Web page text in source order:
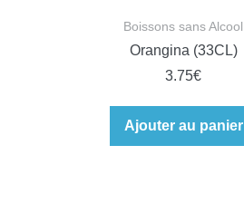
Boissons sans Alcool
Orangina (33CL)
3.75€
Ajouter au panier